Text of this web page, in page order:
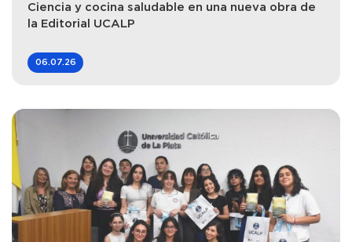
Ciencia y cocina saludable en una nueva obra de
la Editorial UCALP
06.07.26